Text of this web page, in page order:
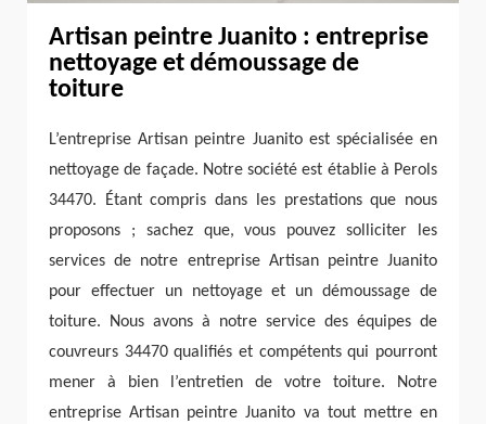
Artisan peintre Juanito : entreprise
nettoyage et démoussage de
toiture
L’entreprise Artisan peintre Juanito est spécialisée en
nettoyage de façade. Notre société est établie à Perols
34470. Étant compris dans les prestations que nous
proposons ; sachez que, vous pouvez solliciter les
services de notre entreprise Artisan peintre Juanito
pour effectuer un nettoyage et un démoussage de
toiture. Nous avons à notre service des équipes de
couvreurs 34470 qualifiés et compétents qui pourront
mener à bien l’entretien de votre toiture. Notre
entreprise Artisan peintre Juanito va tout mettre en